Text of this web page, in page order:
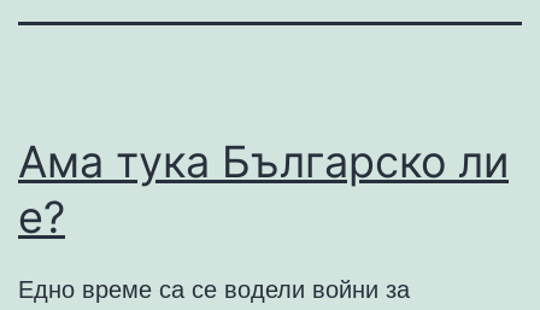
Ама тука Българско ли
е?
Едно време са се водели войни за